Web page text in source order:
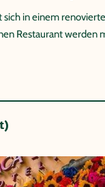
in einem
Restaurant werden